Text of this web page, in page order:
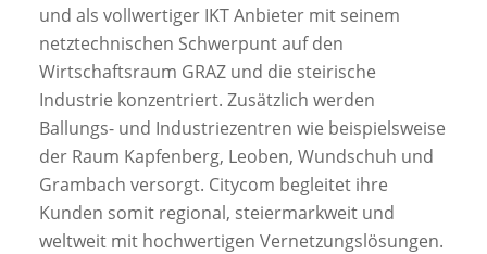
und als vollwertiger IKT Anbieter mit seinem
netztechnischen Schwerpunt auf den
Wirtschaftsraum GRAZ und die steirische
Industrie konzentriert. Zusätzlich werden
Ballungs- und Industriezentren wie beispielsweise
der Raum Kapfenberg, Leoben, Wundschuh und
Grambach versorgt. Citycom begleitet ihre
Kunden somit regional, steiermarkweit und
weltweit mit hochwertigen Vernetzungslösungen.